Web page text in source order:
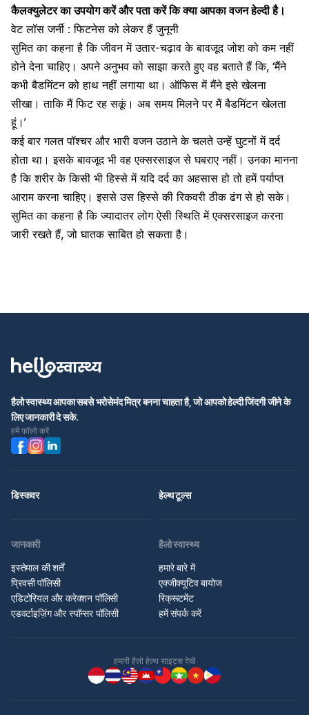
कैलक्युलेटर का उपयोग करें और पता करें कि क्या आपका वजन हेल्दी है।
वेट लॉस जर्नी : फिटनेस को लेकर हैं जुनूनी
सुमित का कहना है कि जीवन में उतार-चढ़ाव के बावजूद जोश को कम नहीं
होने देना चाहिए। अपने अनुभव को साझा करते हुए वह बताते हैं कि, ‘मैंने
कभी बैडमिंटन को हाथ नहीं लगाया था। ऑफिस में मैंने इसे खेलना
सीखा। ताकि मैं फिट रह सकूं। अब समय मिलने पर मैं बैडमिंटन खेलता
हूं।’
कई बार गलत पॉश्चर और भारी वजन उठाने के चलते उन्हें घुटनों में दर्द
होता था। इसके बावजूद भी वह एक्सरसाइज से घबराए नहीं। उनका मानना
है कि शरीर के किसी भी हिस्से में यदि दर्द का अहसास हो तो हमें पर्याप्त
आराम करना चाहिए। इससे उस हिस्से की रिकवरी ठीक ढंग से हो सके।
सुमित का कहना है कि ज्यादातर लोग ऐसी स्थिति में एक्सरसाइज करना
जारी रखते हैं, जो घातक साबित हो सकता है।
हैलो स्वास्थ्य आपका सबसे भरोसेमंद मित्र बनना चाहता है, जो आपको हेल्दी जिंदगी जीने के
लिए जानकारी दे सके.
हमें फॉलो करें
डिस्कवर हेल्थ टूल्स
जानकारी
इस्तेमाल की शर्तें
प्रिवसी पॉलिसी
एडिटोरियल और करेक्शन पॉलिसी
एडवर्टाइज़िंग और स्पॉन्सर पॉलिसी
हैलो स्वास्थ्य
हमारे बारे में
एक्जीक्यूटिव बायोज
रिक्रूटमेंट
हमें संपर्क करें
हमारी हैलो हेल्थ साइट्स देखें